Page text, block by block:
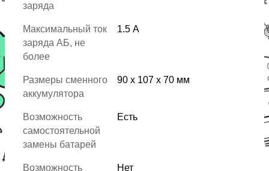
заряда
Максимальный ток
заряда АБ, не
более
1.5 А
Размеры сменного
аккумулятора
90 x 107 x 70 мм
Возможность
самостоятельной
замены батарей
Есть
Возможность
Нет